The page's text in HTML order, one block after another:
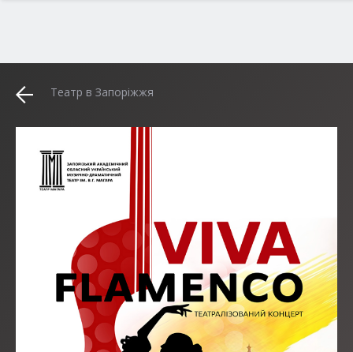
Театр в Запоріжжя